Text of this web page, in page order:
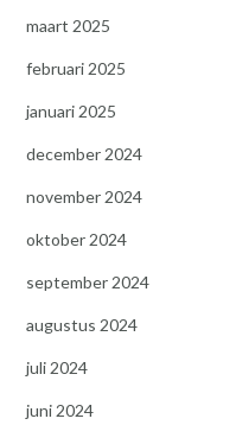
maart 2025
februari 2025
januari 2025
december 2024
november 2024
oktober 2024
september 2024
augustus 2024
juli 2024
juni 2024